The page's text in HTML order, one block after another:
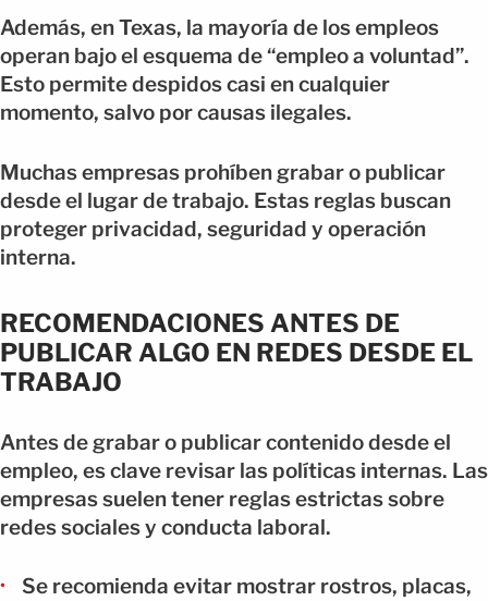
Además, en Texas, la mayoría de los empleos
operan bajo el esquema de “empleo a voluntad”.
Esto permite despidos casi en cualquier
momento, salvo por causas ilegales.
Muchas empresas prohíben grabar o publicar
desde el lugar de trabajo. Estas reglas buscan
proteger privacidad, seguridad y operación
interna.
RECOMENDACIONES ANTES DE
PUBLICAR ALGO EN REDES DESDE EL
TRABAJO
Antes de grabar o publicar contenido desde el
empleo, es clave revisar las políticas internas. Las
empresas suelen tener reglas estrictas sobre
redes sociales y conducta laboral.
Se recomienda evitar mostrar rostros, placas,